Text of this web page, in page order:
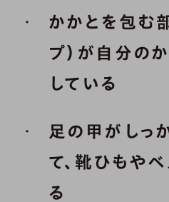
かかとを包む
プ）が自分の
している
足の甲がしっ
て、靴ひもや
る